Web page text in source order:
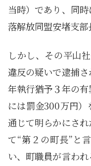
当時）であり、同
落解放同盟安堵支部
しかし、その平山
違反の疑いで逮捕
年執行猶予３年の
には罰金300万円）
通じて明らかにさ
て“第２の町長”と
い、町職員が言わ